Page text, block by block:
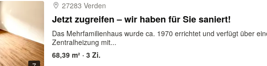
27283 Verden
Jetzt zugreifen – wir haben für Sie saniert!
Das Mehrfamilienhaus wurde ca. 1970 errichtet und verfügt über
Zentralheizung mit...
68,39 m² · 3 Zi.